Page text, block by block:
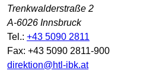
Trenkwalderstraße 2
A-6026 Innsbruck
Tel.: +43 5090 2811
Fax: +43 5090 2811-900
direktion@htl-ibk.at